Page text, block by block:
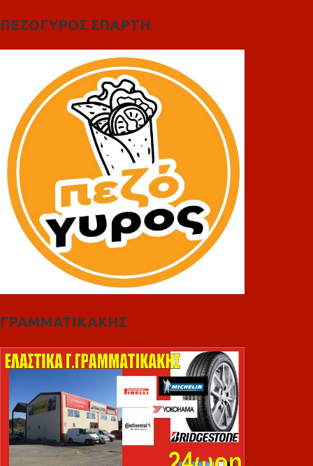
ΠΕΖΟΓΥΡΟΣ ΣΠΑΡΤΗ
ΓΡΑΜΜΑΤΙΚΑΚΗΣ